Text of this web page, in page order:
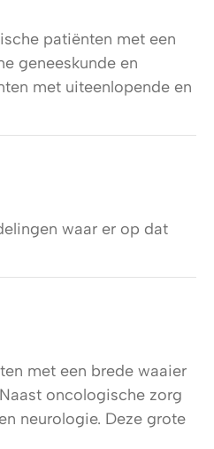
patiënten met een
geneeskunde en
met uiteenlopende en
waar er op dat
met een brede waaier
oncologische zorg
neurologie. Deze grote